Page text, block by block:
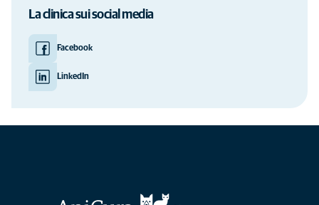
La clinica sui social media
Facebook
LinkedIn